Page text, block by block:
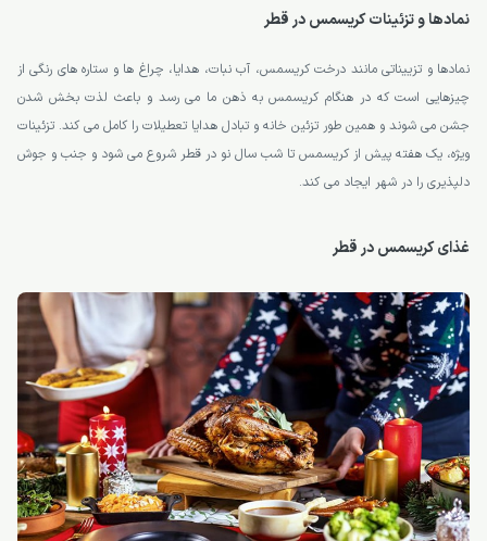
نمادها و تزئینات کریسمس در قطر
نمادها و تزییناتی مانند درخت کریسمس، آب نبات، هدایا، چراغ ها و ستاره های رنگی از
چیزهایی است که در هنگام کریسمس به ذهن ما می رسد و باعث لذت بخش شدن
جشن می شوند و همین طور تزئین خانه و تبادل هدایا تعطیلات را کامل می کند. تزئینات
ویژه، یک هفته پیش از کریسمس تا شب سال نو در قطر شروع می شود و جنب و جوش
دلپذیری را در شهر ایجاد می کند.
غذای کریسمس در قطر